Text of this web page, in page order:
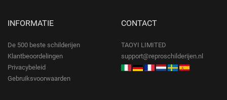
INFORMATIE
De 500 beste schilderijen
Klantbeoordelingen
Privacybeleid
Gebruiksvoorwaarden
CONTACT
TAOYI LIMITED
support@reproschilderijen.nl